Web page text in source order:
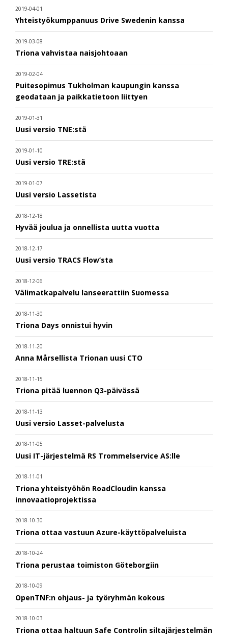
2019-04-01
Yhteistyökumppanuus Drive Swedenin kanssa
2019-03-08
Triona vahvistaa naisjohtoaan
2019-02-04
Puitesopimus Tukholman kaupungin kanssa
geodataan ja paikkatietoon liittyen
2019-01-31
Uusi versio TNE:stä
2019-01-10
Uusi versio TRE:stä
2019-01-07
Uusi versio Lassetista
2018-12-18
Hyvää joulua ja onnellista uutta vuotta
2018-12-17
Uusi versio TRACS Flow’sta
2018-12-06
Välimatkapalvelu lanseerattiin Suomessa
2018-11-30
Triona Days onnistui hyvin
2018-11-20
Anna Mårsellista Trionan uusi CTO
2018-11-15
Triona pitää luennon Q3-päivässä
2018-11-13
Uusi versio Lasset-palvelusta
2018-11-05
Uusi IT-järjestelmä RS Trommelservice AS:lle
2018-11-01
Triona yhteistyöhön RoadCloudin kanssa
innovaatioprojektissa
2018-10-30
Triona ottaa vastuun Azure-käyttöpalveluista
2018-10-24
Triona perustaa toimiston Göteborgiin
2018-10-09
OpenTNF:n ohjaus- ja työryhmän kokous
2018-10-03
Triona ottaa haltuun Safe Controlin siltajärjestelmän